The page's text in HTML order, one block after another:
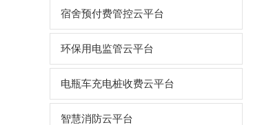
宿舍预付费管控云平台
环保用电监管云平台
电瓶车充电桩收费云平台
智慧消防云平台